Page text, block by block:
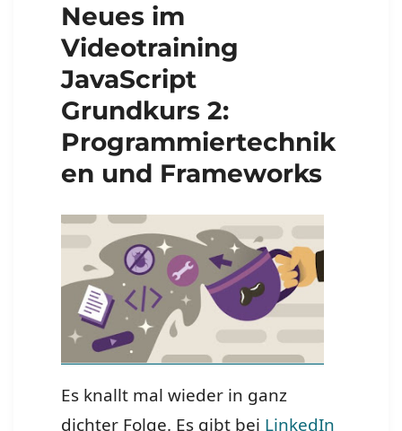
Neues im
Videotraining
JavaScript
Grundkurs 2:
Programmiertechnik
en und Frameworks
Es knallt mal wieder in ganz
dichter Folge. Es gibt bei LinkedIn